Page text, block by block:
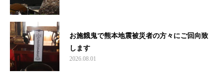
お施餓鬼で熊本地震被災者の方々にご回向致
します
2026.08.01